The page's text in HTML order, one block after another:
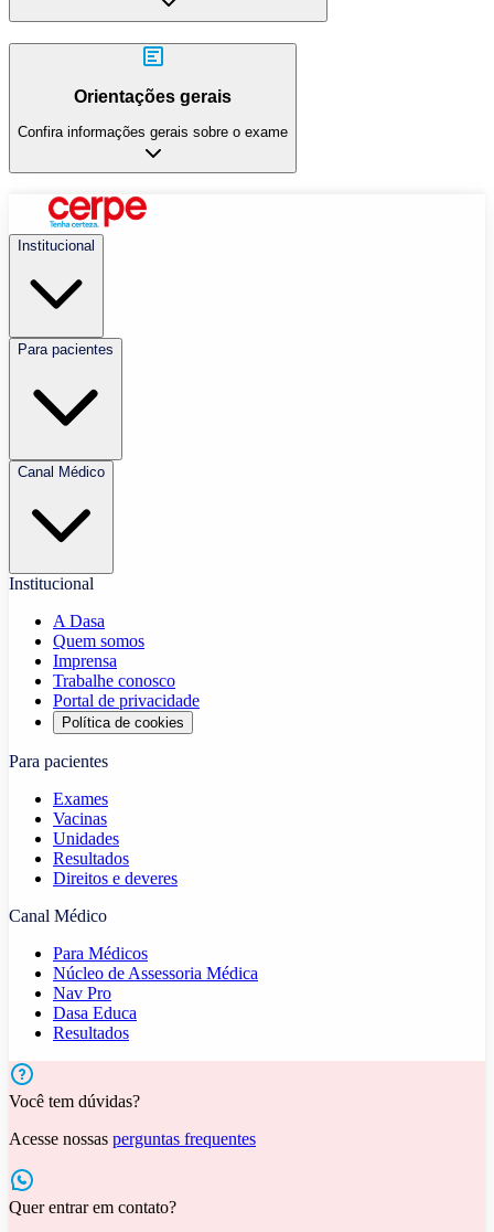
Orientações gerais
Confira informações gerais sobre o exame
Institucional
Para pacientes
Canal Médico
Institucional
A Dasa
Quem somos
Imprensa
Trabalhe conosco
Portal de privacidade
Política de cookies
Para pacientes
Exames
Vacinas
Unidades
Resultados
Direitos e deveres
Canal Médico
Para Médicos
Núcleo de Assessoria Médica
Nav Pro
Dasa Educa
Resultados
Você tem dúvidas?
Acesse nossas perguntas frequentes
Quer entrar em contato?